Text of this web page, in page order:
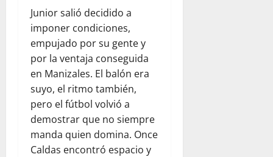
Junior salió decidido a
imponer condiciones,
empujado por su gente y
por la ventaja conseguida
en Manizales. El balón era
suyo, el ritmo también,
pero el fútbol volvió a
demostrar que no siempre
manda quien domina. Once
Caldas encontró espacio y